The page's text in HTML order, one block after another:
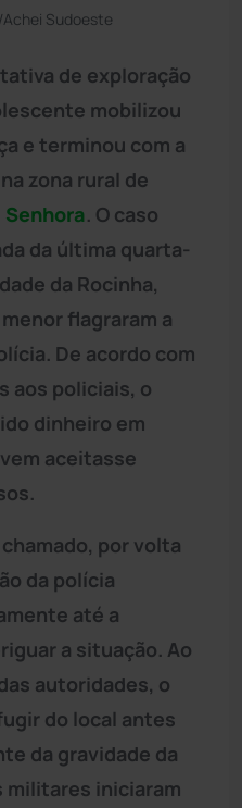
Sudoeste
de exploração
mobilizou
e terminou com a
zona rural de
. O caso
da última quarta-
da Rocinha,
flagraram a
De acordo com
aos policiais, o
dinheiro em
aceitasse
por volta
da polícia
até a
a situação. Ao
autoridades, o
do local antes
da gravidade da
militares iniciaram